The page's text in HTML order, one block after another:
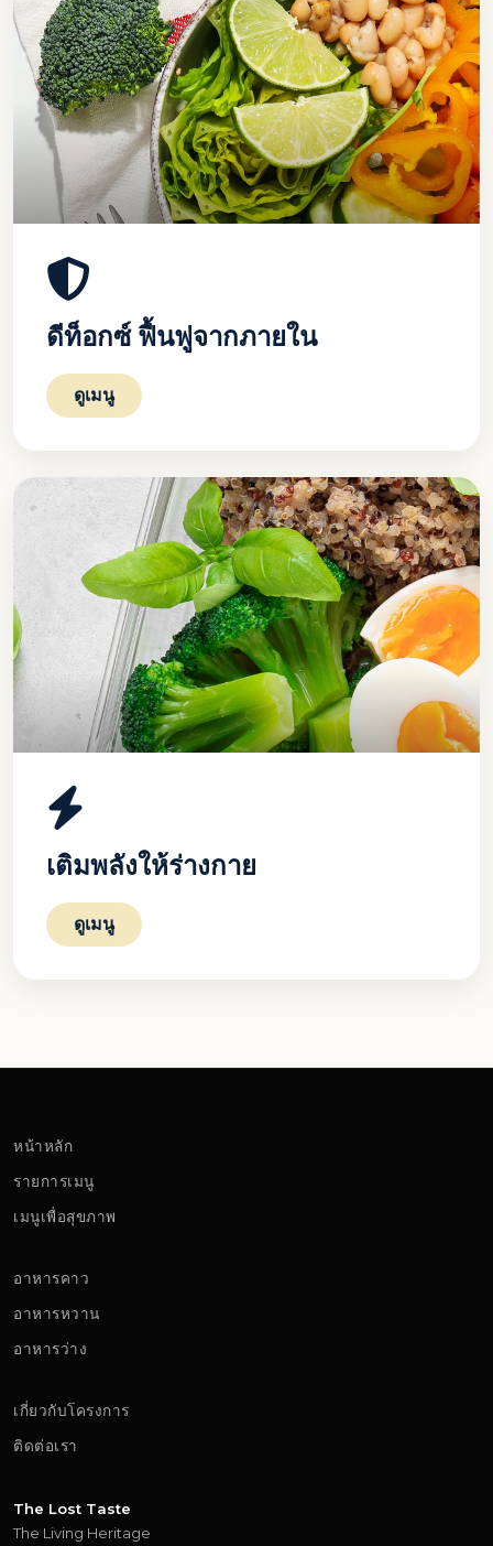
ดีท็อกซ์ ฟื้นฟูจากภายใน
ดูเมนู
เติมพลังให้ร่างกาย
ดูเมนู
หน้าหลัก
รายการเมนู
เมนูเพื่อสุขภาพ
อาหารคาว
อาหารหวาน
อาหารว่าง
เกี่ยวกับโครงการ
ติดต่อเรา
The Lost Taste
The Living Heritage